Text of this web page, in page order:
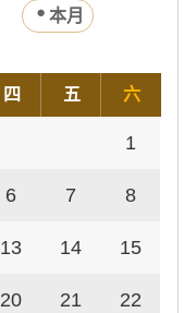
本月
四 五 六
1
6 7 8
13 14 15
20 21 22